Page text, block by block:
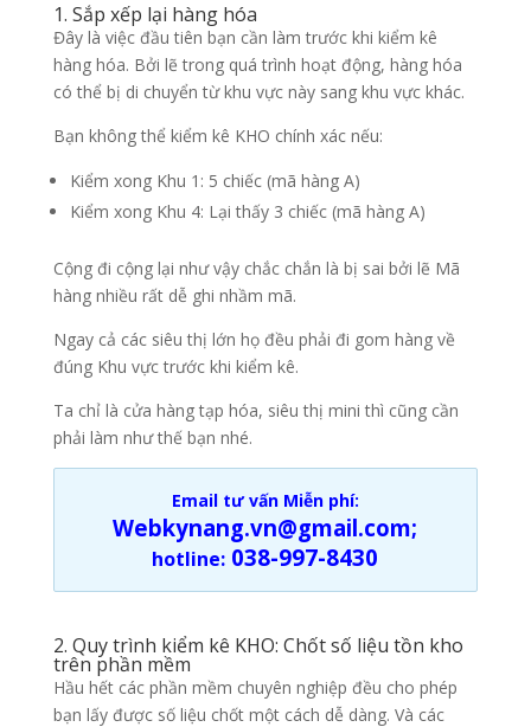
1. Sắp xếp lại hàng hóa
Đây là việc đầu tiên bạn cần làm trước khi kiểm kê
hàng hóa. Bởi lẽ trong quá trình hoạt động, hàng hóa
có thể bị di chuyển từ khu vực này sang khu vực khác.
Bạn không thể kiểm kê KHO chính xác nếu:
Kiểm xong Khu 1: 5 chiếc (mã hàng A)
Kiểm xong Khu 4: Lại thấy 3 chiếc (mã hàng A)
Cộng đi cộng lại như vậy chắc chắn là bị sai bởi lẽ Mã
hàng nhiều rất dễ ghi nhầm mã.
Ngay cả các siêu thị lớn họ đều phải đi gom hàng về
đúng Khu vực trước khi kiểm kê.
Ta chỉ là cửa hàng tạp hóa, siêu thị mini thì cũng cần
phải làm như thế bạn nhé.
Email tư vấn Miễn phí:
Webkynang.vn@gmail.com;
hotline: 038-997-8430
2. Quy trình kiểm kê KHO: Chốt số liệu tồn kho
trên phần mềm
Hầu hết các phần mềm chuyên nghiệp đều cho phép
bạn lấy được số liệu chốt một cách dễ dàng. Và các